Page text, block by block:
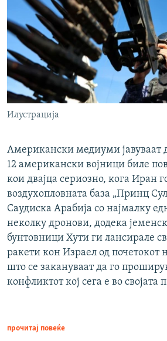
Илустрација
Американски медиуми јавуваат
12 американски војници биле
кои двајца сериозно, кога Иран
воздухопловната база „Принц
Саудиска Арабија со најмалку
неколку дронови, додека
бунтовници Хути ги лансирале
ракети кон Израел од почетокот
што се закануваат да го
конфликтот кој сега е во својата
прочитај повеќе